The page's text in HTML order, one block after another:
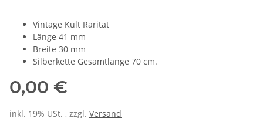
Vintage Kult Rarität
Länge 41 mm
Breite 30 mm
Silberkette Gesamtlänge 70 cm.
0,00 €
inkl. 19% USt. , zzgl. Versand